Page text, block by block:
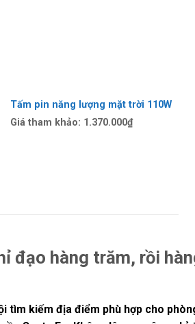
Tấm pin năng lượng mặt trời 110W
Giá tham khảo: 1.370.000₫
đạo hàng trăm, rồi
tìm kiếm địa điểm phù hợp cho